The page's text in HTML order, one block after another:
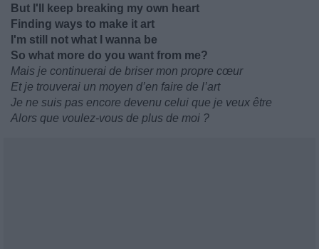
But I'll keep breaking my own heart
Finding ways to make it art
I'm still not what I wanna be
So what more do you want from me?
Mais je continuerai de briser mon propre cœur
Et je trouverai un moyen d’en faire de l’art
Je ne suis pas encore devenu celui que je veux être
Alors que voulez-vous de plus de moi ?